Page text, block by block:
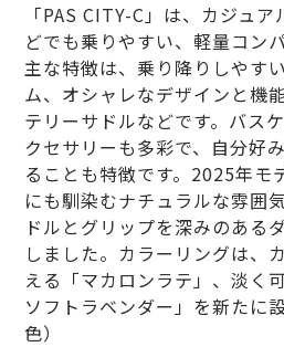
「PAS CITY-C」は、カジュ
どでも乗りやすい、軽量コン
主な特徴は、乗り降りしやす
ム、オシャレなデザインと機
テリーサドルなどです。バス
クセサリーも多彩で、自分好
ることも特徴です。2025年モ
にも馴染むナチュラルな雰囲
ドルとグリップを深みのある
しました。カラーリングは、
える「マカロンラテ」、淡く
ソフトラベンダー」を新たに
色）